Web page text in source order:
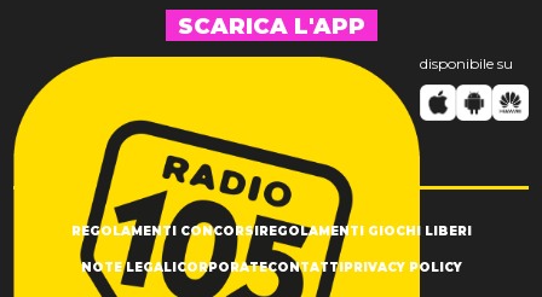
SCARICA L'APP
disponibile su
REGOLAMENTI CONCORSI REGOLAMENTI GIOCHI LIBERI
NOTE LEGALI CORPORATECONTATTI PRIVACY POLICY